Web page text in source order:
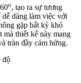
o, tạo ra sự tương
dàng làm việc với
gặp bất kỳ khó
thiết kế này mang
tràn đầy cảm hứng.